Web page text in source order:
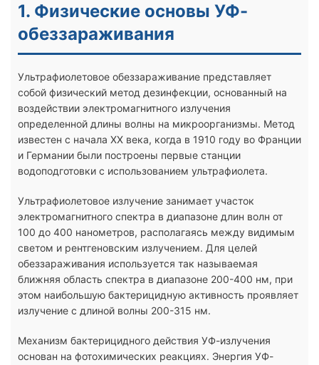
1. Физические основы УФ-
обеззараживания
Ультрафиолетовое обеззараживание представляет
собой физический метод дезинфекции, основанный на
воздействии электромагнитного излучения
определенной длины волны на микроорганизмы. Метод
известен с начала XX века, когда в 1910 году во Франции
и Германии были построены первые станции
водоподготовки с использованием ультрафиолета.
Ультрафиолетовое излучение занимает участок
электромагнитного спектра в диапазоне длин волн от
100 до 400 нанометров, располагаясь между видимым
светом и рентгеновским излучением. Для целей
обеззараживания используется так называемая
ближняя область спектра в диапазоне 200-400 нм, при
этом наибольшую бактерицидную активность проявляет
излучение с длиной волны 200-315 нм.
Механизм бактерицидного действия УФ-излучения
основан на фотохимических реакциях. Энергия УФ-